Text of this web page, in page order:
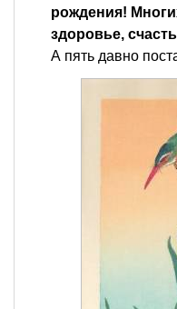
рождения!
здоровье,
А пять давно